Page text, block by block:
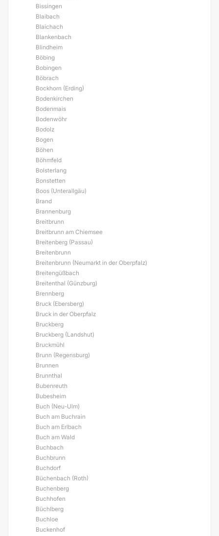
Bissingen
Blaibach
Blaichach
Blankenbach
Blindheim
Böbing
Bobingen
Böbrach
Bockhorn (Erding)
Bodenkirchen
Bodenmais
Bodenwöhr
Bodolz
Bogen
Böhen
Böhmfeld
Bolsterlang
Bonstetten
Boos (Unterallgäu)
Brand
Brannenburg
Breitbrunn
Breitbrunn am Chiemsee
Breitenberg (Passau)
Breitenbrunn
Breitenbrunn (Neumarkt in der Oberpfalz)
Breitengüßbach
Breitenthal (Günzburg)
Brennberg
Bruck (Ebersberg)
Bruck in der Oberpfalz
Bruckberg
Bruckberg (Landshut)
Bruckmühl
Brunn (Regensburg)
Brunnen
Brunnthal
Bubenreuth
Bubesheim
Buch (Neu-Ulm)
Buch am Buchrain
Buch am Erlbach
Buch am Wald
Buchbach
Buchbrunn
Buchdorf
Büchenbach (Roth)
Buchenberg
Buchhofen
Büchlberg
Buchloe
Buckenhof